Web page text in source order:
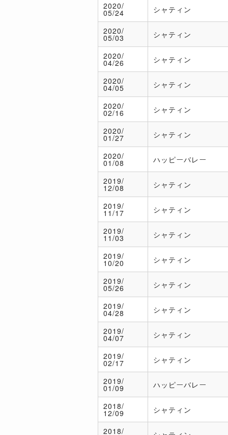
2020/
05/24 シャティン
2020/
05/03 シャティン
2020/
04/26 シャティン
2020/
04/05 シャティン
2020/
02/16 シャティン
2020/
01/27 シャティン
2020/
01/08 ハッピーバレー
2019/
12/08 シャティン
2019/
11/17 シャティン
2019/
11/03 シャティン
2019/
10/20 シャティン
2019/
05/26 シャティン
2019/
04/28 シャティン
2019/
04/07 シャティン
2019/
02/17 シャティン
2019/
01/09 ハッピーバレー
2018/
12/09 シャティン
2018/